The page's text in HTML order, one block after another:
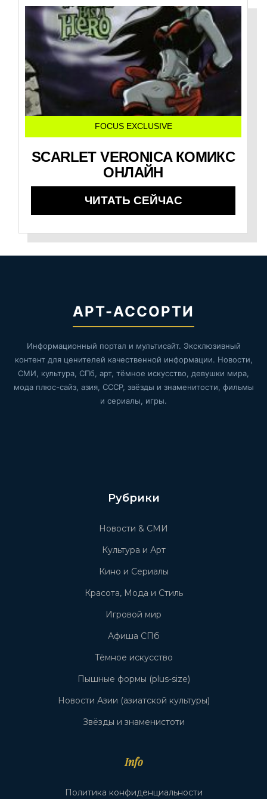
FOCUS EXCLUSIVE
SCARLET VERONICA КОМИКС
ОНЛАЙН
ЧИТАТЬ СЕЙЧАС
АРТ-АССОРТИ
Информационный портал и мультисайт. Эксклюзивный
контент для ценителей качественной информации. Новости,
СМИ, культура, СПб, арт, тёмное искусство, девушки мира,
мода плюс-сайз, азия, СССР, звёзды и знаменитости, фильмы
и сериалы, игры.
Рубрики
Новости & СМИ
Культура и Арт
Кино и Сериалы
Красота, Мода и Стиль
Игровой мир
Афиша СПб
Тёмное искусство
Пышные формы (plus-size)
Новости Азии (азиатской культуры)
Звёзды и знаменистоти
Info
Политика конфиденциальности